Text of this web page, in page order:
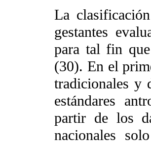
La
gestantes
para tal fin
(30). En el
tradicionales y
estándares
partir de los
nacionales